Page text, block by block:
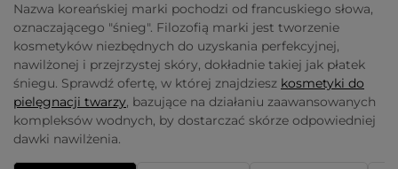
Nazwa koreańskiej marki pochodzi od francuskiego słowa,
oznaczającego "śnieg". Filozofią marki jest tworzenie
kosmetyków niezbędnych do uzyskania perfekcyjnej,
nawilżonej i przejrzystej skóry, dokładnie takiej jak płatek
śniegu. Sprawdź ofertę, w której znajdziesz kosmetyki do
pielęgnacji twarzy, bazujące na działaniu zaawansowanych
kompleksów wodnych, by dostarczać skórze odpowiedniej
dawki nawilżenia.